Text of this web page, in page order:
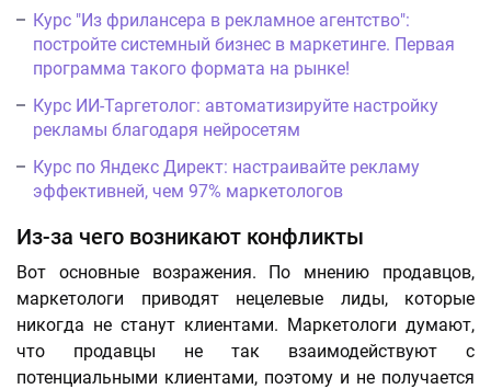
Курс "Из фрилансера в рекламное агентство":
постройте системный бизнес в маркетинге. Первая
программа такого формата на рынке!
Курс ИИ-Таргетолог: автоматизируйте настройку
рекламы благодаря нейросетям
Курс по Яндекс Директ: настраивайте рекламу
эффективней, чем 97% маркетологов
Из-за чего возникают конфликты
Вот основные возражения. По мнению продавцов,
маркетологи приводят нецелевые лиды, которые
никогда не станут клиентами. Маркетологи думают,
что продавцы не так взаимодействуют с
потенциальными клиентами, поэтому и не получается